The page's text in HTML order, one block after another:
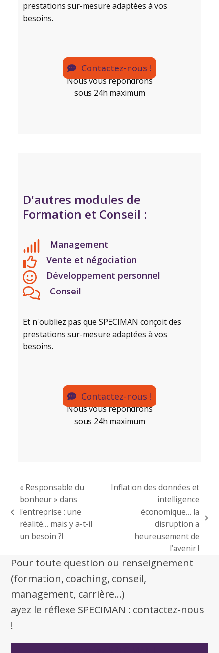
prestations sur-mesure adaptées à vos
besoins.
Contactez-nous !
Nous vous répondrons
sous 24h maximum
D'autres modules de
Formation et Conseil :
Management
Vente et négociation
Développement personnel
Conseil
Et n'oubliez pas que SPECIMAN conçoit des
prestations sur-mesure adaptées à vos
besoins.
Contactez-nous !
Nous vous répondrons
sous 24h maximum
« Responsable du
bonheur » dans
l’entreprise : une
réalité… mais y a-t-il
un besoin ?!
Inflation des données et
intelligence
économique… la
disruption a
heureusement de
l’avenir !
Pour toute question ou renseignement
(formation, coaching, conseil,
management, carrière...)
ayez le réflexe SPECIMAN : contactez-nous
!